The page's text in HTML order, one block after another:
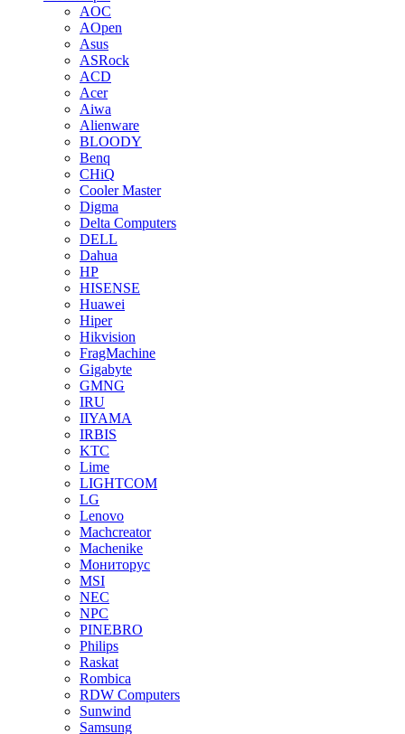
AOC
AOpen
Asus
ASRock
ACD
Acer
Aiwa
Alienware
BLOODY
Benq
CHiQ
Cooler Master
Digma
Delta Computers
DELL
Dahua
HP
HISENSE
Huawei
Hiper
Hikvision
FragMachine
Gigabyte
GMNG
IRU
IIYAMA
IRBIS
KTC
Lime
LIGHTCOM
LG
Lenovo
Machcreator
Machenike
Мониторус
MSI
NEC
NPC
PINEBRO
Philips
Raskat
Rombica
RDW Computers
Sunwind
Samsung